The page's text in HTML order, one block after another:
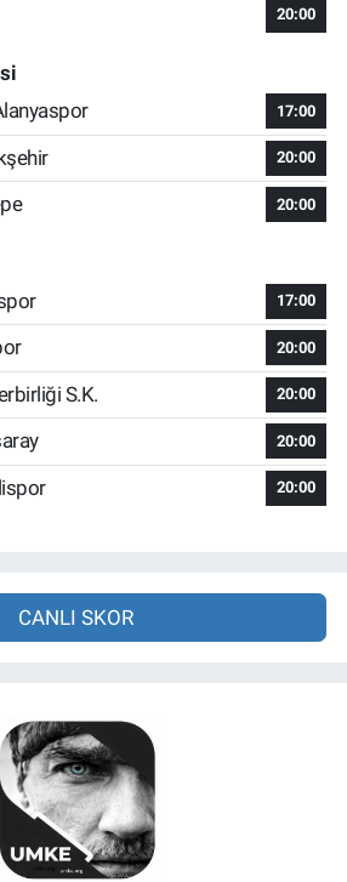
20:00
17:00
20:00
20:00
17:00
20:00
S.K. 20:00
20:00
20:00
CANLI SKOR